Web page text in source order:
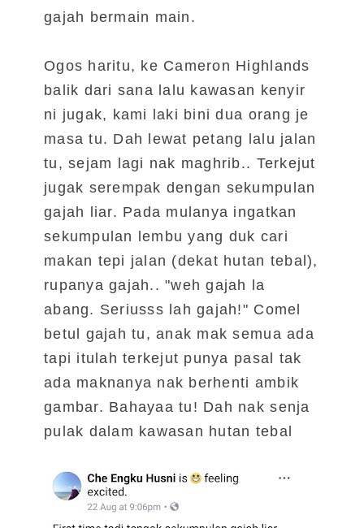
gajah bermain main.
Ogos haritu, ke Cameron Highlands
balik dari sana lalu kawasan kenyir
ni jugak, kami laki bini dua orang je
masa tu. Dah lewat petang lalu jalan
tu, sejam lagi nak maghrib.. Terkejut
jugak serempak dengan sekumpulan
gajah liar. Pada mulanya ingatkan
sekumpulan lembu yang duk cari
makan tepi jalan (dekat hutan tebal),
rupanya gajah.. "weh gajah la
abang. Seriusss lah gajah!" Comel
betul gajah tu, anak mak semua ada
tapi itulah terkejut punya pasal tak
ada maknanya nak berhenti ambik
gambar. Bahayaa tu! Dah nak senja
pulak dalam kawasan hutan tebal